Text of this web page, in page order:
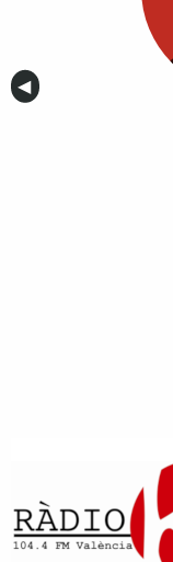
Anterior
◀︎